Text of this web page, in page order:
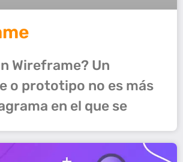
Wireframe? Un
o prototipo no es más
en el que se